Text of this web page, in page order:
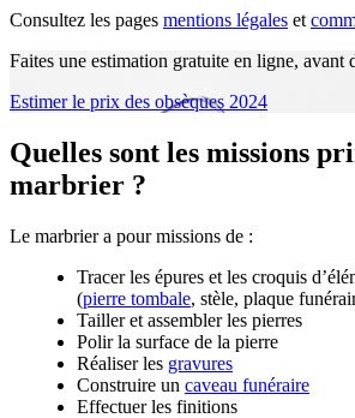
Consultez les pages mentions légales et
Faites une estimation gratuite en ligne, avant
Estimer le prix des obsèques 2024
Quelles sont les missions
marbrier ?
Le marbrier a pour missions de :
Tracer les épures et les croquis
(pierre tombale, stèle, plaque
Tailler et assembler les pierres
Polir la surface de la pierre
Réaliser les gravures
Construire un caveau funéraire
Effectuer les finitions